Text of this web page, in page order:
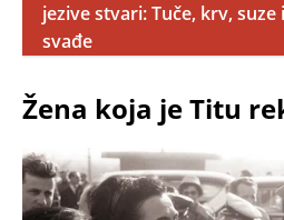
jezive stvari: Tuče, krv, suze
svađe
Žena koja je Titu